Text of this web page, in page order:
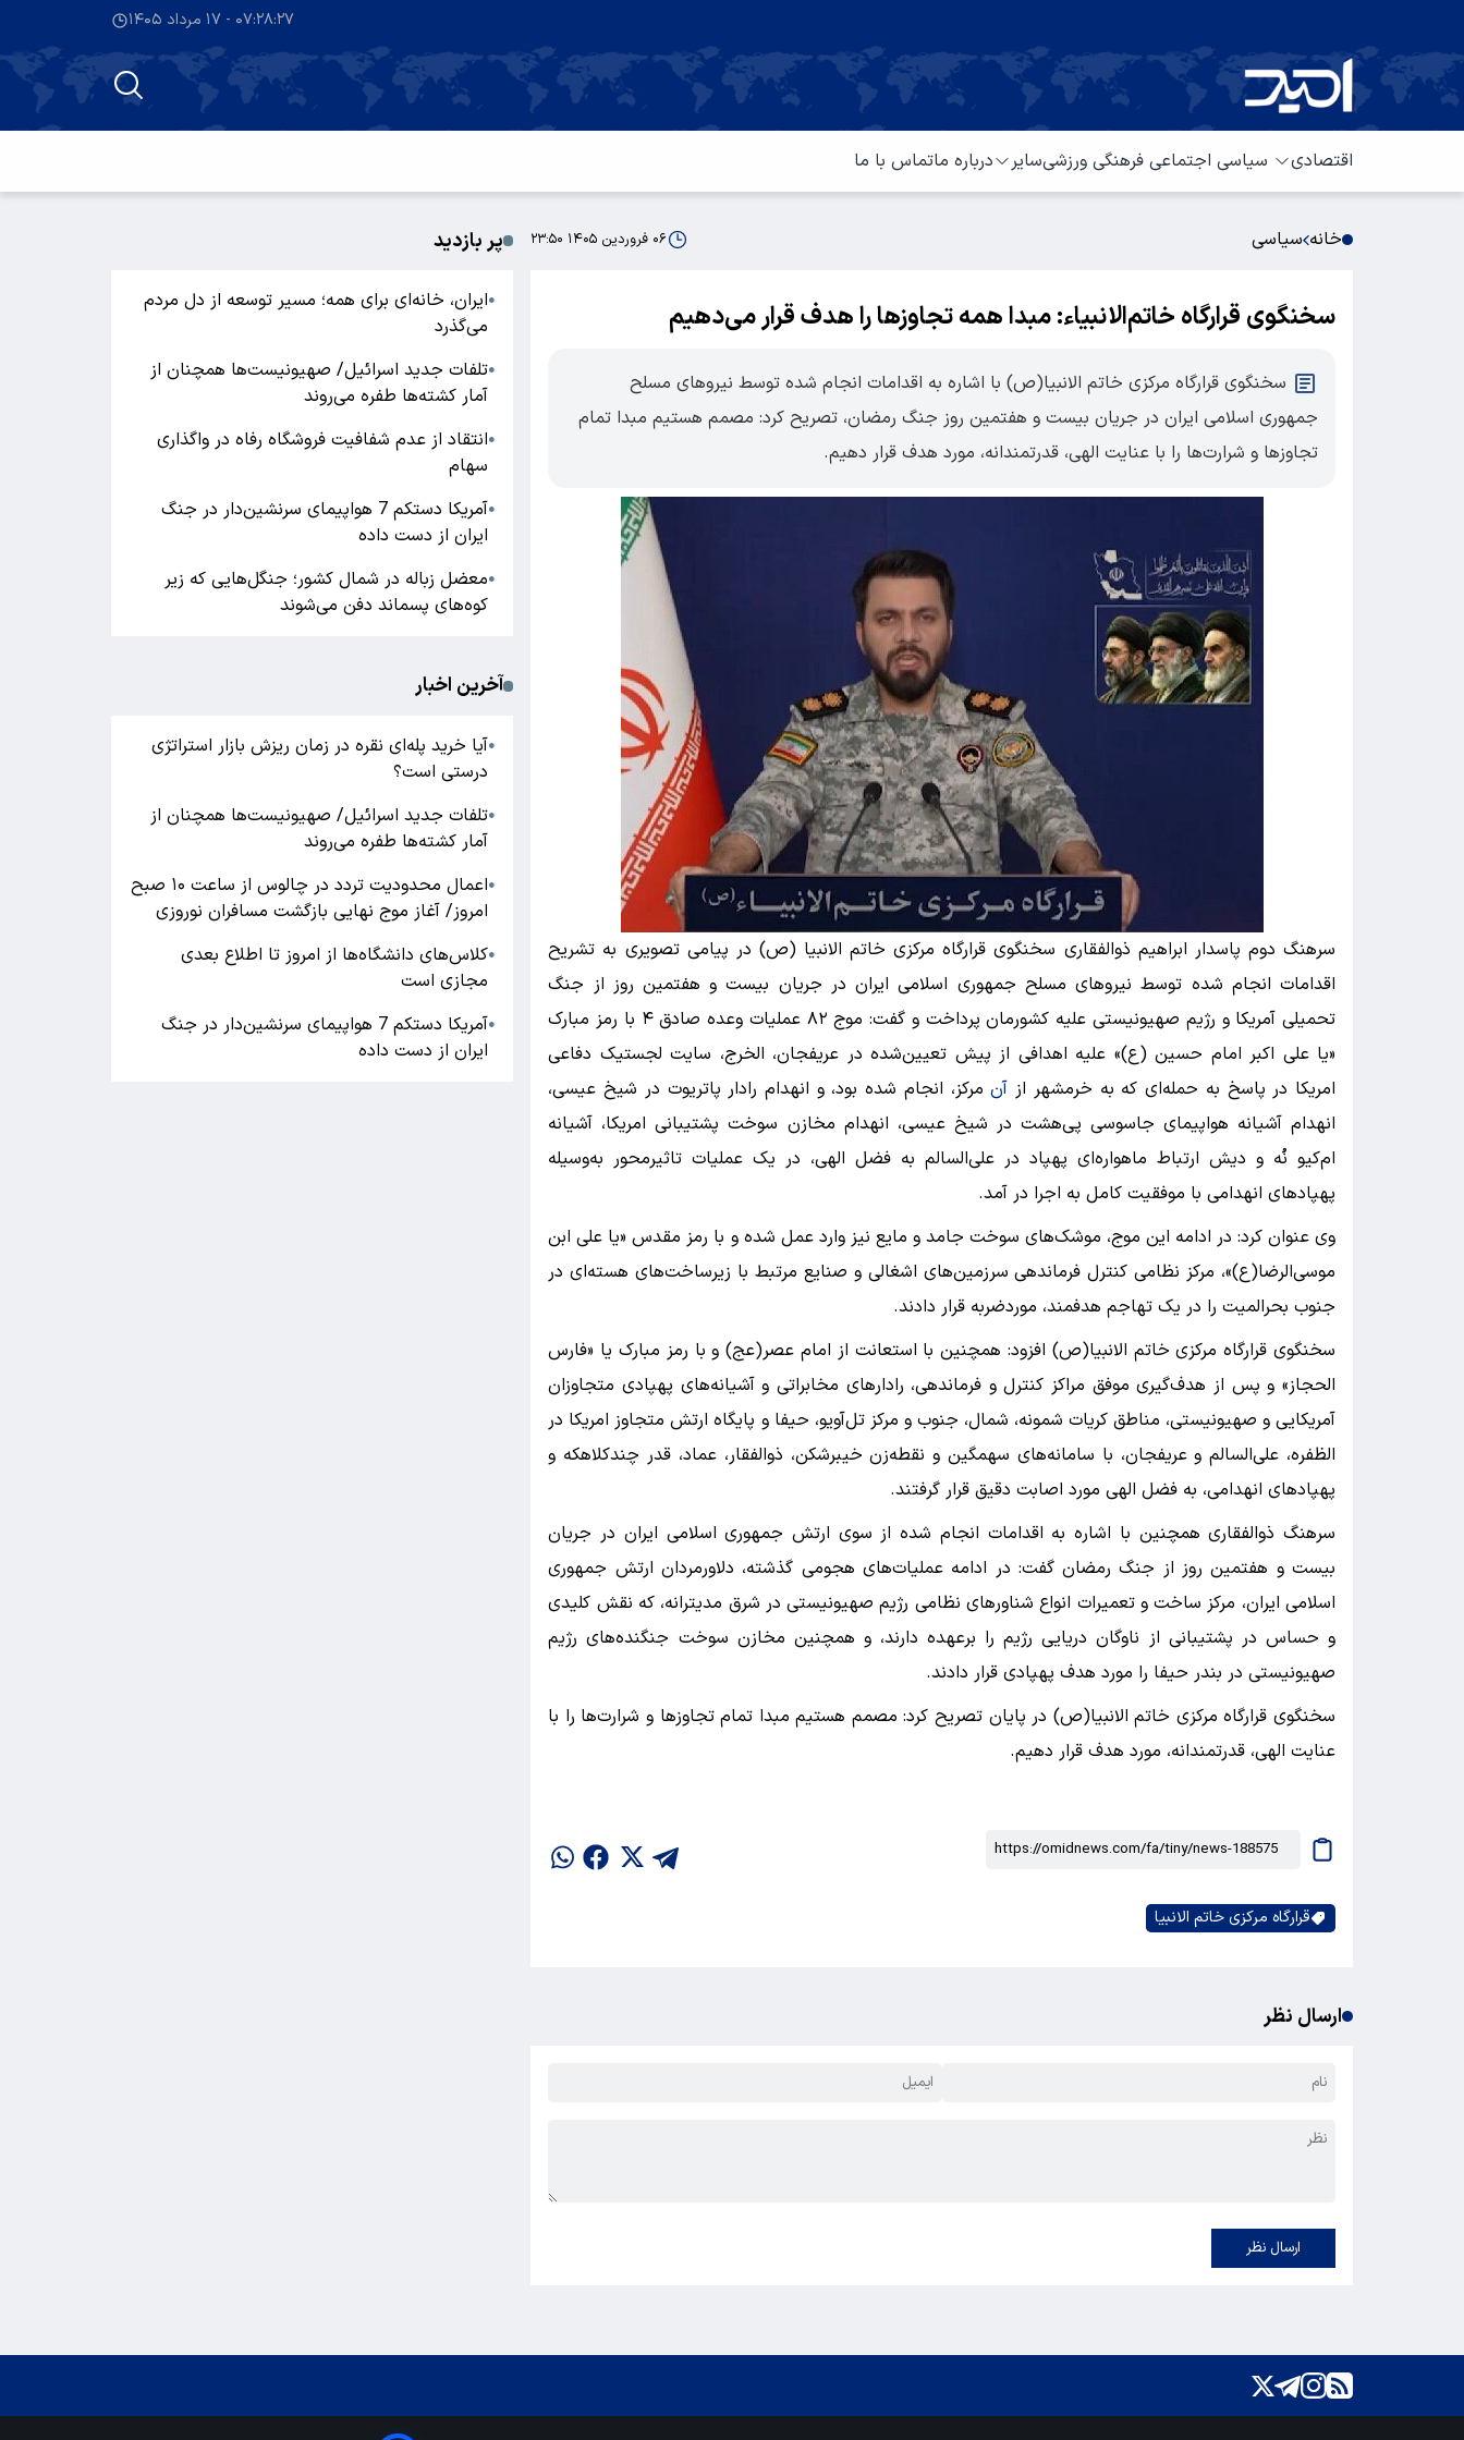
۰۷:۲۸:۲۷ - ۱۷ مرداد ۱۴۰۵
اقتصادی سیاسی اجتماعی فرهنگی ورزشیسایر درباره ماتماس با ما
خانه سیاسی ۰۶ فروردین ۱۴۰۵ ۲۳:۵۰
سخنگوی‌ قرارگاه‌ خاتم‌الانبیاء: مبدا همه تجاوزها را هدف قرار می‌دهیم
سخنگوی قرارگاه مرکزی خاتم الانبیا(ص) با اشاره به اقدامات انجام شده توسط نیروهای مسلح
جمهوری اسلامی ایران در جریان بیست و هفتمین روز جنگ رمضان، تصریح کرد: مصمم هستیم مبدا تمام
تجاوزها و شرارت‌ها را با عنایت الهی، قدرتمندانه، مورد هدف قرار دهیم.
سرهنگ دوم پاسدار ابراهیم ذوالفقاری سخنگوی قرارگاه مرکزی خاتم الانبیا (ص) در پیامی تصویری به تشریح
اقدامات انجام شده توسط نیروهای مسلح جمهوری اسلامی ایران در جریان بیست و هفتمین روز از جنگ
تحمیلی آمریکا و رژیم صهیونیستی علیه کشورمان پرداخت و گفت: موج ۸۲ عملیات وعده صادق ۴ با رمز مبارک‌
«یا علی اکبر امام حسین (ع)» علیه اهدافی از پیش تعیین‌شده در عریفجان، الخرج، سایت لجستیک دفاعی
امریکا در پاسخ به حمله‌ای که به خرمشهر از آنمرکز، انجام شده بود، و انهدام رادار پاتریوت در شیخ عیسی،
انهدام آشیانه هواپیمای جاسوسی پی‌هشت در شیخ عیسی، انهدام مخازن سوخت پشتیبانی امریکا، آشیانه
ام‌کیو نُه و دیش ارتباط ماهواره‌ای پهپاد در علی‌السالم به فضل الهی، در یک عملیات تاثیرمحور به‌وسیله
پهپادهای انهدامی با موفقیت کامل به اجرا در آمد.️
وی عنوان کرد: در ادامه این موج، موشک‌های سوخت جامد و مایع نیز وارد عمل شده و با رمز مقدس «یا علی ابن
موسی‌الرضا(ع)»، مرکز نظامی کنترل فرماندهی سرزمین‌های اشغالی و صنایع مرتبط با زیرساخت‌های هسته‌ای در
جنوب بحرالمیت را در یک تهاجم هدفمند، موردضربه قرار دادند.
سخنگوی قرارگاه مرکزی خاتم الانبیا(ص) افزود: همچنین با استعانت از امام عصر(عج) و با رمز مبارک یا «فارس
الحجاز» و پس از هدف‌گیری موفق مراکز کنترل‌ و فرماندهی، رادارهای مخابراتی و آشیانه‌های پهپادی متجاوزان
آمریکایی و صهیونیستی، مناطق کریات شمونه، شمال، جنوب و مرکز تل‌آویو، حیفا و پایگاه ارتش متجاوز امریکا در
الظفره، علی‌السالم و عریفجان، با سامانه‌های سهمگین و نقطه‌زن خیبرشکن، ذوالفقار، عماد، قدر چندکلاهکه و
پهپادهای انهدامی، به فضل الهی مورد اصابت دقیق قرار گرفتند.
سرهنگ ذوالفقاری همچنین با اشاره به اقدامات انجام شده از سوی ارتش جمهوری اسلامی ایران در جریان
بیست و هفتمین روز از جنگ رمضان گفت: در ادامه عملیات‌های هجومی گذشته، دلاورمردان ارتش جمهوری
اسلامی ایران، مرکز ساخت و تعمیرات انواع شناورهای نظامی رژیم صهیونیستی در شرق مدیترانه، که نقش کلیدی
و حساس در پشتیبانی از ناوگان دریایی رژیم را برعهده دارند، و همچنین مخازن سوخت جنگنده‌های رژیم
صهیونیستی در بندر حیفا را مورد هدف پهپادی قرار دادند.
سخنگوی قرارگاه مرکزی خاتم الانبیا(ص) در پایان تصریح کرد: مصمم هستیم مبدا تمام تجاوزها و شرارت‌ها را با
عنایت الهی، قدرتمندانه، مورد هدف قرار دهیم.
قرارگاه مرکزی خاتم الانبیا
ارسال نظر
ارسال نظر
پر بازدید
●ایران، خانه‌ای برای همه؛ مسیر توسعه از دل مردم
می‌گذرد
●تلفات جدید اسرائیل/ صهیونیست‌ها همچنان از
آمار کشته‌ها طفره می‌روند
●انتقاد از عدم شفافیت فروشگاه رفاه در واگذاری
سهام
●
آمریکا دستکم 7 هواپیمای سرنشین‌دار در جنگ
ایران از دست داده
●معضل زباله در شمال کشور؛ جنگل‌هایی که زیر
کوه‌های پسماند دفن می‌شوند
آخرین اخبار
●آیا خرید پله‌ای نقره در زمان ریزش بازار استراتژی
درستی است؟
●تلفات جدید اسرائیل/ صهیونیست‌ها همچنان از
آمار کشته‌ها طفره می‌روند
●
اعمال محدودیت تردد در چالوس از ساعت ۱۰ صبح
امروز/ آغاز موج نهایی بازگشت مسافران نوروزی
●کلاس‌های دانشگاه‌ها از امروز تا اطلاع بعدی
مجازی است
●
آمریکا دستکم 7 هواپیمای سرنشین‌دار در جنگ
ایران از دست داده